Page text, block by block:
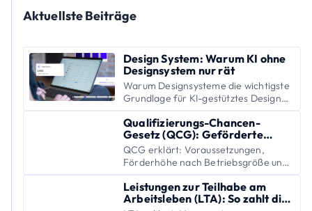
Aktuellste Beiträge
Design System: Warum KI ohne
Designsystem nur rät
Warum Designsysteme die wichtigste
Grundlage für KI-gestütztes Design
sind – Bausteine, Design Tokens und
Praxis-Workflows fachlich erklärt.
Qualifizierungs-Chancen-
Gesetz (QCG): Geförderte
Weiterbildung für Beschäftigte
QCG erklärt: Voraussetzungen,
Förderhöhe nach Betriebsgröße und
Antrag – geförderte Weiterbildung
für Beschäftigte und Unternehmen.
Leistungen zur Teilhabe am
Arbeitsleben (LTA): So zahlt die